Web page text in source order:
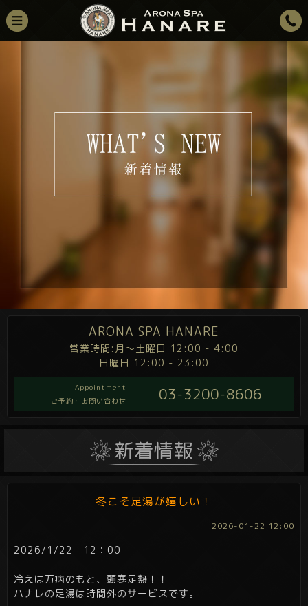
ARONA SPA HANARE
営業時間:月～土曜日 12:00 - 4:00
日曜日 12:00 - 23:00
Appointment
ご予約・お問い合わせ
03-3200-8606
冬こそ足湯が嬉しい！
2026-01-22 12:00
2026/1/22 12：00
冷えは万病のもと、頭寒足熱！！
ハナレの足湯は時間外のサービスです。